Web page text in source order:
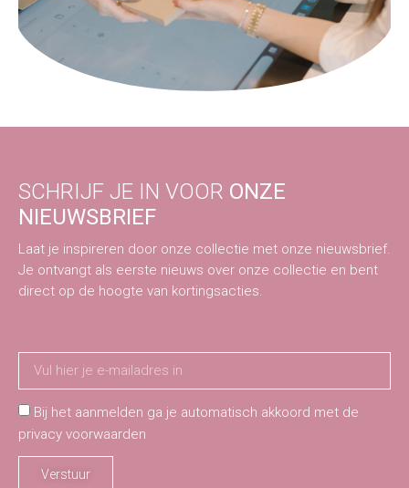
SCHRIJF JE IN VOOR ONZE
NIEUWSBRIEF
Laat je inspireren door onze collectie met onze nieuwsbrief.
Je ontvangt als eerste nieuws over onze collectie en bent
direct op de hoogte van kortingsacties.
Bij het aanmelden ga je automatisch akkoord met de
privacy voorwaarden
Verstuur